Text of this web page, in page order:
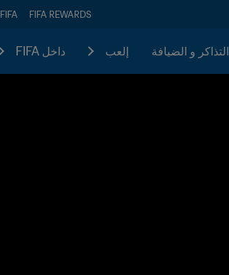
FIFA REWARDS
FIFA+
التذاكر و الضيافة إلعب داخل FIFA